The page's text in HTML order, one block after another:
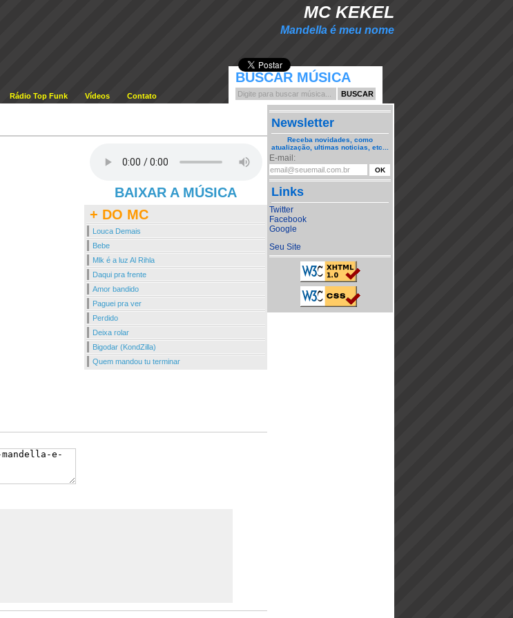
MC KEKEL
Mandella é meu nome
Rádio Top Funk Vídeos Contato
BUSCAR MÚSICA
BAIXAR A MÚSICA
+ DO MC
Louca Demais
Bebe
Mlk é a luz Al Rihla
Daqui pra frente
Amor bandido
Paguei pra ver
Perdido
Deixa rolar
Bigodar (KondZilla)
Quem mandou tu terminar
Newsletter
Receba novidades, como
atualização, ultimas noticias, etc...
E-mail:
Links
Twitter
Facebook
Google
Seu Site